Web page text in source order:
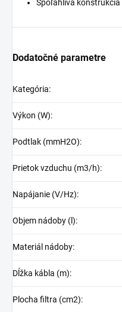
Spoľahlivá
Dodatočné parametre
Kategória:
Výkon (W):
Podtlak (mmH2O):
Prietok vzduchu (m3/h):
Napájanie (V/Hz):
Objem nádoby (l):
Materiál nádoby:
Dĺžka kábla (m):
Plocha filtra (cm2):